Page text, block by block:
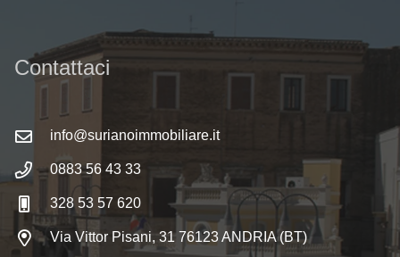
Contattaci
info@surianoimmobiliare.it
0883 56 43 33
328 53 57 620
Via Vittor Pisani, 31 76123 ANDRIA (BT)